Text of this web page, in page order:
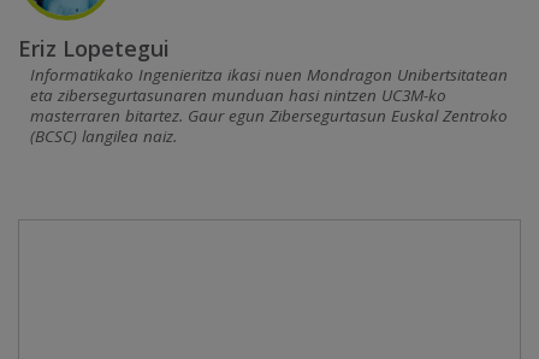
Eriz Lopetegui
Informatikako Ingenieritza ikasi nuen Mondragon Unibertsitatean
eta zibersegurtasunaren munduan hasi nintzen UC3M-ko
masterraren bitartez. Gaur egun Zibersegurtasun Euskal Zentroko
(BCSC) langilea naiz.